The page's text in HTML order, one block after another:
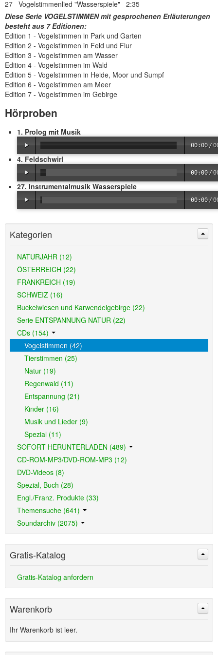
27 Vogelstimmenlied "Wasserspiele" 2:35
Diese Serie VOGELSTIMMEN mit gesprochenen Erläuterungen
besteht aus 7 Editionen:
Edition 1 - Vogelstimmen in Park und Garten
Edition 2 - Vogelstimmen in Feld und Flur
Edition 3 - Vogelstimmen am Wasser
Edition 4 - Vogelstimmen im Wald
Edition 5 - Vogelstimmen in Heide, Moor und Sumpf
Edition 6 - Vogelstimmen am Meer
Edition 7 - Vogelstimmen im Gebirge
Hörproben
1. Prolog mit Musik
00:00 /
4. Feldschwirl
00:00 /
27. Instrumentalmusik Wasserspiele
00:00 /
Kategorien
NATURJAHR (12)
ÖSTERREICH (22)
FRANKREICH (19)
SCHWEIZ (16)
Buckelwiesen und Karwendelgebirge (22)
Serie ENTSPANNUNG NATUR (22)
CDs (154)
Vogelstimmen (42)
Tierstimmen (25)
Natur (19)
Regenwald (11)
Entspannung (21)
Kinder (16)
Musik und Lieder (9)
Spezial (11)
SOFORT HERUNTERLADEN (489)
CD-ROM-MP3/DVD-ROM-MP3 (12)
DVD-Videos (8)
Spezial, Buch (28)
Engl./Franz. Produkte (33)
Themensuche (641)
Soundarchiv (2075)
Gratis-Katalog
Gratis-Katalog anfordern
Warenkorb
Ihr Warenkorb ist leer.